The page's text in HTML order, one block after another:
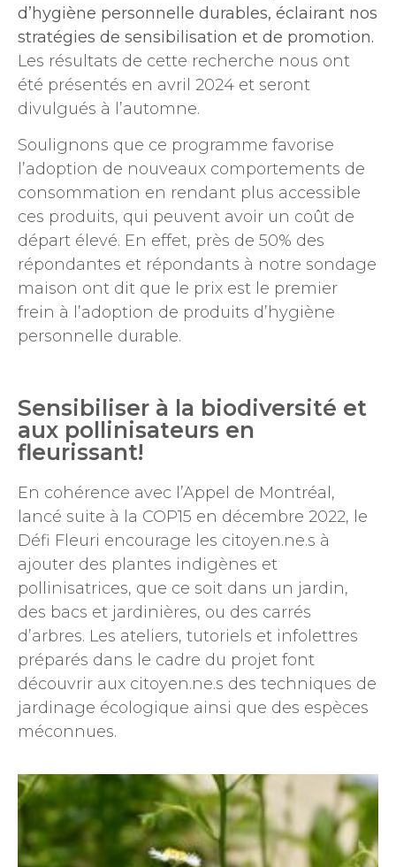
d’hygiène personnelle durables, éclairant nos
stratégies de sensibilisation et de promotion.
Les résultats de cette recherche nous ont
été présentés en avril 2024 et seront
divulgués à l’automne.
Soulignons que ce programme favorise
l’adoption de nouveaux comportements de
consommation en rendant plus accessible
ces produits, qui peuvent avoir un coût de
départ élevé. En effet, près de 50% des
répondantes et répondants à notre sondage
maison ont dit que le prix est le premier
frein à l’adoption de produits d’hygiène
personnelle durable.
Sensibiliser à la biodiversité et
aux pollinisateurs en
fleurissant!
En cohérence avec l’Appel de Montréal,
lancé suite à la COP15 en décembre 2022, le
Défi Fleuri encourage les citoyen.ne.s à
ajouter des plantes indigènes et
pollinisatrices, que ce soit dans un jardin,
des bacs et jardinières, ou des carrés
d’arbres. Les ateliers, tutoriels et infolettres
préparés dans le cadre du projet font
découvrir aux citoyen.ne.s des techniques de
jardinage écologique ainsi que des espèces
méconnues.